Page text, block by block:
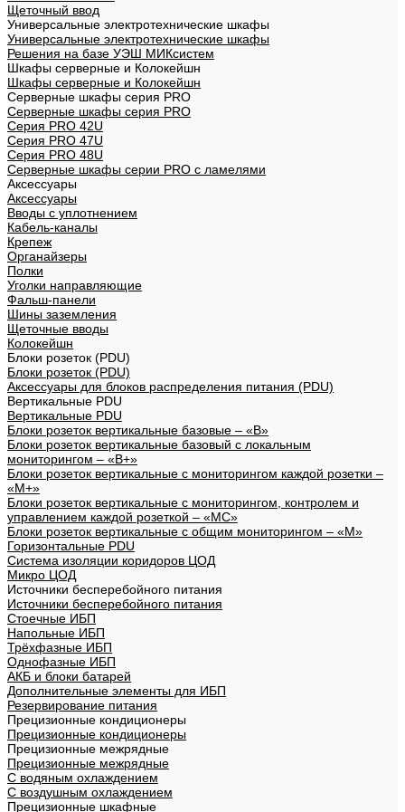
Щеточный ввод
Универсальные электротехнические шкафы
Универсальные электротехнические шкафы
Решения на базе УЭШ МИКсистем
Шкафы серверные и Колокейшн
Шкафы серверные и Колокейшн
Серверные шкафы серия PRO
Серверные шкафы серия PRO
Серия PRO 42U
Серия PRO 47U
Серия PRO 48U
Серверные шкафы серии PRO с ламелями
Аксессуары
Аксессуары
Вводы с уплотнением
Кабель-каналы
Крепеж
Органайзеры
Полки
Уголки направляющие
Фальш-панели
Шины заземления
Щеточные вводы
Колокейшн
Блоки розеток (PDU)
Блоки розеток (PDU)
Аксессуары для блоков распределения питания (PDU)
Вертикальные PDU
Вертикальные PDU
Блоки розеток вертикальные базовые – «В»
Блоки розеток вертикальные базовый с локальным
мониторингом – «В+»
Блоки розеток вертикальные с мониторингом каждой розетки –
«М+»
Блоки розеток вертикальные с мониторингом, контролем и
управлением каждой розеткой – «МС»
Блоки розеток вертикальные с общим мониторингом – «М»
Горизонтальные PDU
Система изоляции коридоров ЦОД
Микро ЦОД
Источники бесперебойного питания
Источники бесперебойного питания
Стоечные ИБП
Напольные ИБП
Трёхфазные ИБП
Однофазные ИБП
АКБ и блоки батарей
Дополнительные элементы для ИБП
Резервирование питания
Прецизионные кондиционеры
Прецизионные кондиционеры
Прецизионные межрядные
Прецизионные межрядные
С водяным охлаждением
С воздушным охлаждением
Прецизионные шкафные